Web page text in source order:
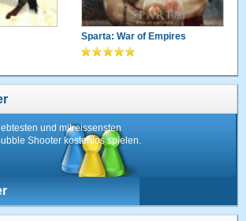
Sparta: War of Empires
und mitreissensten
Shooter kostenlos spielen.